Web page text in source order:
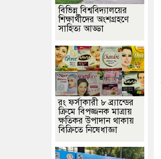
বিভিন্ন বিশ্ববিদ্যালয়ের
শিক্ষার্থীদের অংশগ্রহণে
সাহিত্য আড্ডা
রং ফর্সাকারী ৮ ব্র্যান্ডের
ক্রিমে বিপজ্জনক মাত্রায়
ক্ষতিকর উপাদান থাকায়
বিক্রিতে নিষেধাজ্ঞা